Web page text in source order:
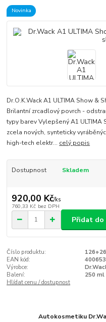
Novinka
Dr.O.K.Wack A1 ULTIMA Show
Brilantní zrcadlový povrch -
typy barev Vylepšený A1
zcela nových, synteticky
high-tech elektr... celý popis
Dostupnost Skladem
920,00 Kč/ks
760,33 Kč bez DPH
Přidat do
Číslo produktu:
EAN kód:
Výrobce:
Balení:
250 ml
Hlídat cenu / dostupnost
Autokosmetiku